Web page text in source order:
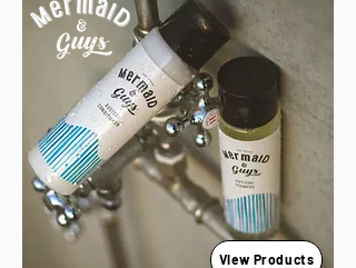
View Products